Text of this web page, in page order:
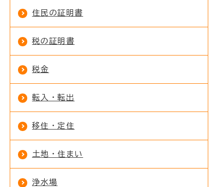
住民の証明書
税の証明書
税金
転入・転出
移住・定住
土地・住まい
浄水場